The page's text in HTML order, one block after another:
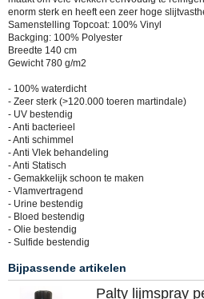
enorm sterk en heeft een zeer hoge
Samenstelling Topcoat: 100% Vinyl
Backging: 100% Polyester
Breedte 140 cm
Gewicht 780 g/m2
- 100% waterdicht
- Zeer sterk (>120.000 toeren martindale)
- UV bestendig
- Anti bacterieel
- Anti schimmel
- Anti Vlek behandeling
- Anti Statisch
- Gemakkelijk schoon te maken
- Vlamvertragend
- Urine bestendig
- Bloed bestendig
- Olie bestendig
- Sulfide bestendig
Bijpassende artikelen
Palty lijmspray